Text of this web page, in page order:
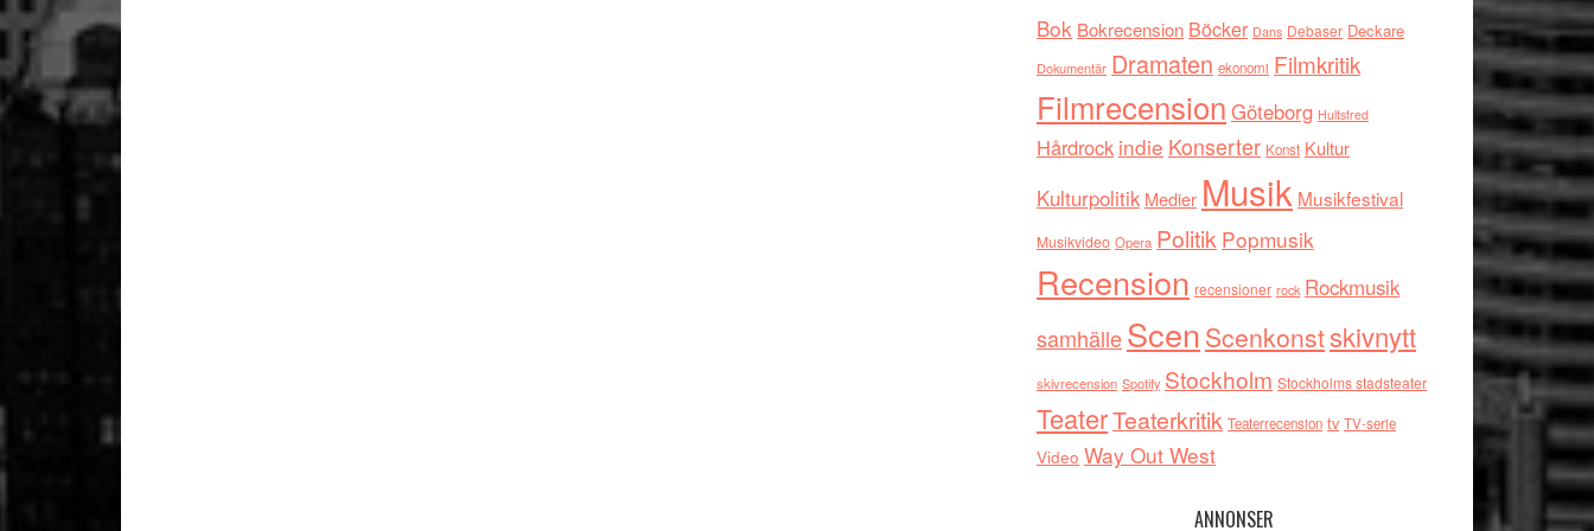
Bok Bokrecension Böcker Dans Debaser Deckare
Dokumentär Dramaten ekonomi Filmkritik
Filmrecension Göteborg Hultsfred
Hårdrock indie Konserter Konst Kultur
Kulturpolitik Medier Musik Musikfestival
Musikvideo Opera Politik Popmusik
Recension recensioner rock Rockmusik
samhälleScen Scenkonstskivnytt
skivrecension Spotify Stockholm Stockholms stadsteater
TeaterTeaterkritik Teaterrecension tv TV-serie
Video Way Out West
ANNONSER